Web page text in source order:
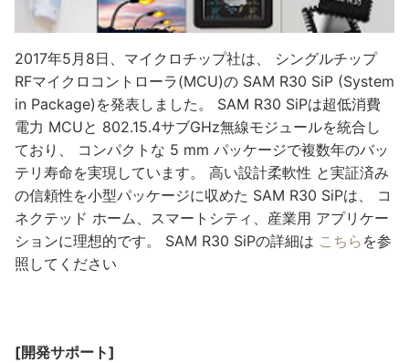
2017年5月8日、マイクロチップ社は、 シングルチップ
RFマイクロコントローラ(MCU)の SAM R30 SiP (System
in Package)を発表しました。 SAM R30 SiPは超低消費
電力 MCUと 802.15.4サブGHz無線モジュールを統合し
ており、 コンパクトな 5 mm パッケージで複数年のバッ
テリ寿命を実現しています。 高い設計柔軟性 と実証済み
の信頼性を小型パッケージに収めた SAM R30 SiPは、 コ
ネクテッド ホーム、スマートシティ、産業用 アプリケー
ションに理想的です。 SAM R30 SiPの詳細は こちら を参
照してください
[開発サポート]